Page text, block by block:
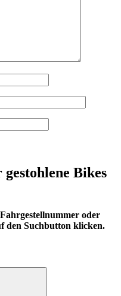
Bikes
oder
den Suchbutton klicken.